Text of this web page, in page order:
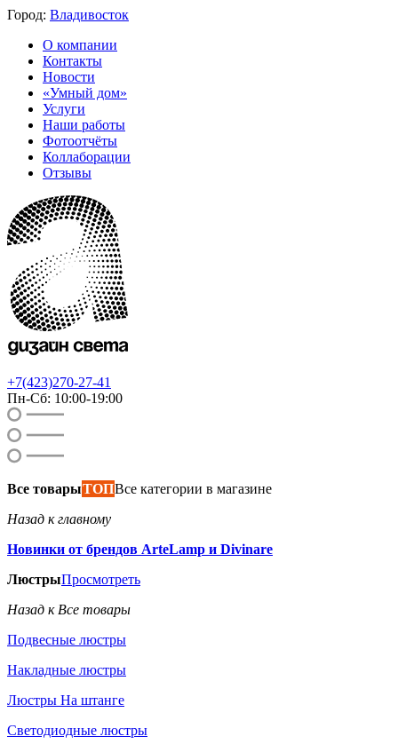
Город: Владивосток
О компании
Контакты
Новости
«Умный дом»
Услуги
Наши работы
Фотоотчёты
Коллаборации
Отзывы
+7(423)270-27-41
Пн-Сб: 10:00-19:00
Все товарыТОПВсе категории в магазине
Назад к главному
Новинки от брендов ArteLamp и Divinare
ЛюстрыПросмотреть
Назад к Все товары
Подвесные люстры
Накладные люстры
Люстры На штанге
Светодиодные люстры